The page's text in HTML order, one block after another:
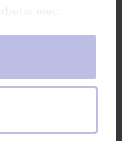
med.
som de har
vår webbplats.
för